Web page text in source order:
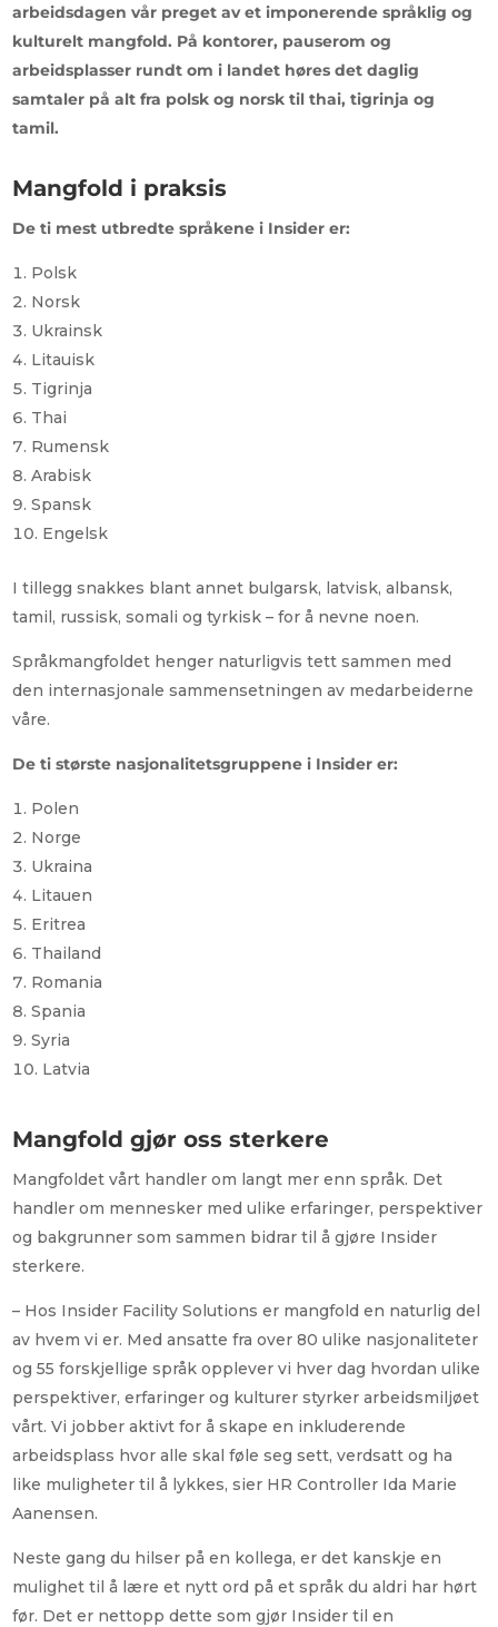
arbeidsdagen vår preget av et imponerende språklig og
kulturelt mangfold. På kontorer, pauserom og
arbeidsplasser rundt om i landet høres det daglig
samtaler på alt fra polsk og norsk til thai, tigrinja og
tamil.
Mangfold i praksis
De ti mest utbredte språkene i Insider er:
Polsk
Norsk
Ukrainsk
Litauisk
Tigrinja
Thai
Rumensk
Arabisk
Spansk
Engelsk
I tillegg snakkes blant annet bulgarsk, latvisk, albansk,
tamil, russisk, somali og tyrkisk – for å nevne noen.
Språkmangfoldet henger naturligvis tett sammen med
den internasjonale sammensetningen av medarbeiderne
våre.
De ti største nasjonalitetsgruppene i Insider er:
Polen
Norge
Ukraina
Litauen
Eritrea
Thailand
Romania
Spania
Syria
Latvia
Mangfold gjør oss sterkere
Mangfoldet vårt handler om langt mer enn språk. Det
handler om mennesker med ulike erfaringer, perspektiver
og bakgrunner som sammen bidrar til å gjøre Insider
sterkere.
– Hos Insider Facility Solutions er mangfold en naturlig del
av hvem vi er. Med ansatte fra over 80 ulike nasjonaliteter
og 55 forskjellige språk opplever vi hver dag hvordan ulike
perspektiver, erfaringer og kulturer styrker arbeidsmiljøet
vårt. Vi jobber aktivt for å skape en inkluderende
arbeidsplass hvor alle skal føle seg sett, verdsatt og ha
like muligheter til å lykkes, sier HR Controller Ida Marie
Aanensen.
Neste gang du hilser på en kollega, er det kanskje en
mulighet til å lære et nytt ord på et språk du aldri har hørt
før. Det er nettopp dette som gjør Insider til en